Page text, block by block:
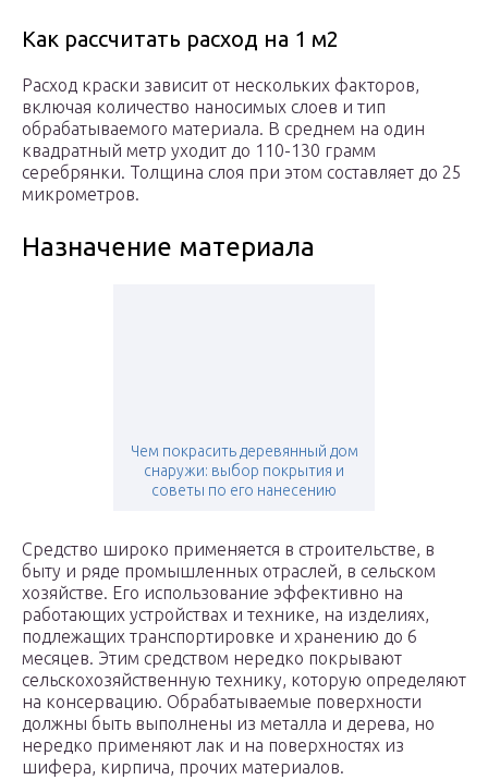
Как рассчитать расход на 1 м2
Расход краски зависит от нескольких факторов,
включая количество наносимых слоев и тип
обрабатываемого материала. В среднем на один
квадратный метр уходит до 110-130 грамм
серебрянки. Толщина слоя при этом составляет до 25
микрометров.
Назначение материала
Чем покрасить деревянный дом
снаружи: выбор покрытия и
советы по его нанесению
Средство широко применяется в строительстве, в
быту и ряде промышленных отраслей, в сельском
хозяйстве. Его использование эффективно на
работающих устройствах и технике, на изделиях,
подлежащих транспортировке и хранению до 6
месяцев. Этим средством нередко покрывают
сельскохозяйственную технику, которую определяют
на консервацию. Обрабатываемые поверхности
должны быть выполнены из металла и дерева, но
нередко применяют лак и на поверхностях из
шифера, кирпича, прочих материалов.